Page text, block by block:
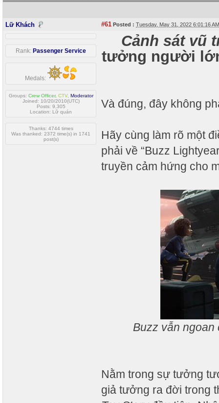
Lữ Khách #61 Posted : Tuesday, May 31, 2022 6:01:16
Rank: Passenger Service
Medals:
Groups: Crew Officer, CTV, Moderator
Joined: 10/20/2010(UTC)
Posts: 9,305
Location: Lữ quán
Thanks: 4744 times
Was thanked: 2372 time(s) in 1741
post(s)
Cảnh sát vũ
tưởng người
Và đúng, đây không
Hãy cùng làm rõ một
phải về “Buzz
truyền cảm hứng cho
Buzz vẫn ngoan
Nằm trong sự tưởng
giả tưởng ra đời trong